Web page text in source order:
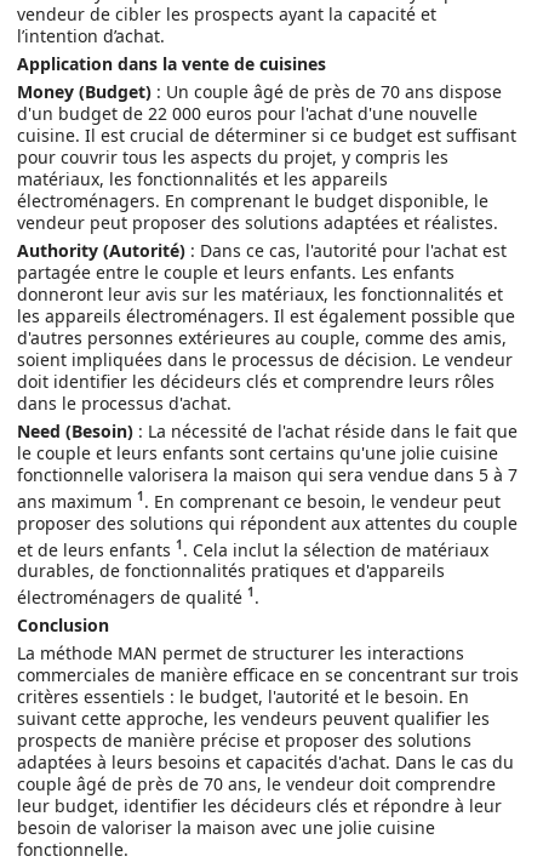
vendeur de cibler les prospects ayant la capacité et
l’intention d’achat.
Application dans la vente de cuisines
Money (Budget) : Un couple âgé de près de 70 ans dispose
d'un budget de 22 000 euros pour l'achat d'une nouvelle
cuisine. Il est crucial de déterminer si ce budget est suffisant
pour couvrir tous les aspects du projet, y compris les
matériaux, les fonctionnalités et les appareils
électroménagers. En comprenant le budget disponible, le
vendeur peut proposer des solutions adaptées et réalistes.
Authority (Autorité) : Dans ce cas, l'autorité pour l'achat est
partagée entre le couple et leurs enfants. Les enfants
donneront leur avis sur les matériaux, les fonctionnalités et
les appareils électroménagers. Il est également possible que
d'autres personnes extérieures au couple, comme des amis,
soient impliquées dans le processus de décision. Le vendeur
doit identifier les décideurs clés et comprendre leurs rôles
dans le processus d'achat.
Need (Besoin) : La nécessité de l'achat réside dans le fait que
le couple et leurs enfants sont certains qu'une jolie cuisine
fonctionnelle valorisera la maison qui sera vendue dans 5 à 7
ans maximum 1. En comprenant ce besoin, le vendeur peut
proposer des solutions qui répondent aux attentes du couple
et de leurs enfants 1. Cela inclut la sélection de matériaux
durables, de fonctionnalités pratiques et d'appareils
électroménagers de qualité 1.
Conclusion
La méthode MAN permet de structurer les interactions
commerciales de manière efficace en se concentrant sur trois
critères essentiels : le budget, l'autorité et le besoin. En
suivant cette approche, les vendeurs peuvent qualifier les
prospects de manière précise et proposer des solutions
adaptées à leurs besoins et capacités d'achat. Dans le cas du
couple âgé de près de 70 ans, le vendeur doit comprendre
leur budget, identifier les décideurs clés et répondre à leur
besoin de valoriser la maison avec une jolie cuisine
fonctionnelle.